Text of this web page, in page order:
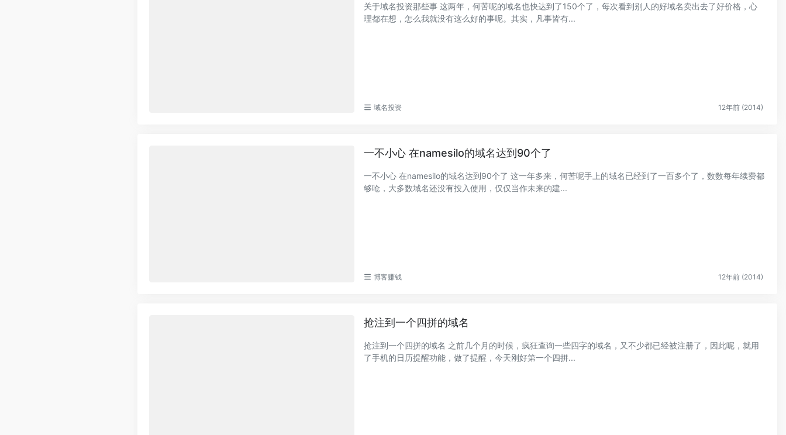
关于域名投资那些事 这两年，何苦呢的域名也快达到了150个了，每次看到别人的好域名卖出去了好价格，心
理都在想，怎么我就没有这么好的事呢。其实，凡事皆有...
域名投资 12年前 (2014)
一不小心 在namesilo的域名达到90个了
一不小心 在namesilo的域名达到90个了 这一年多来，何苦呢手上的域名已经到了一百多个了，数数每年续费都
够呛，大多数域名还没有投入使用，仅仅当作未来的建...
博客赚钱 12年前 (2014)
抢注到一个四拼的域名
抢注到一个四拼的域名 之前几个月的时候，疯狂查询一些四字的域名，又不少都已经被注册了，因此呢，就用
了手机的日历提醒功能，做了提醒，今天刚好第一个四拼...